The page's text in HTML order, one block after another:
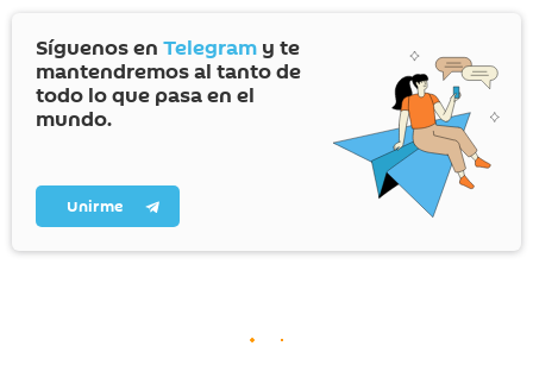
Síguenos en Telegram y te
mantendremos al tanto de
todo lo que pasa en el
mundo.
Unirme